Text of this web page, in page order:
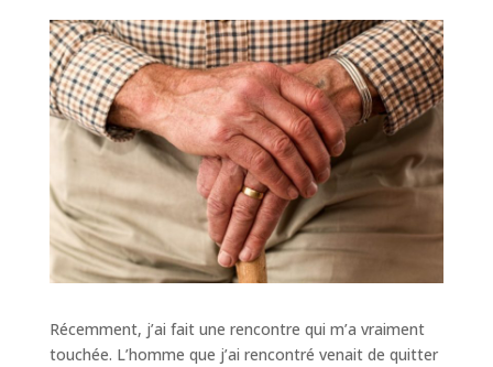
Récemment, j’ai fait une rencontre qui m’a vraiment
touchée. L’homme que j’ai rencontré venait de quitter